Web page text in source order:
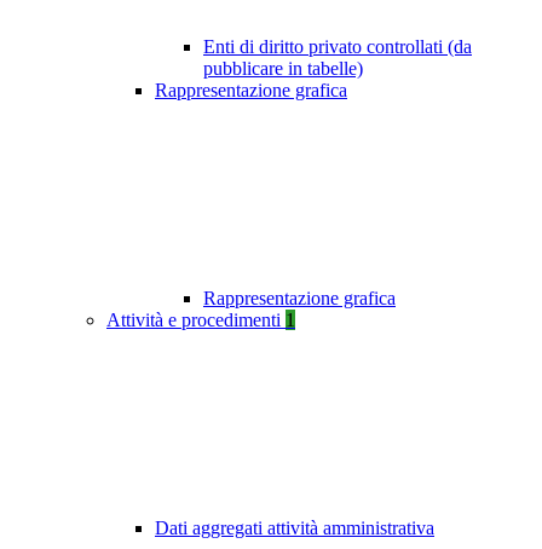
Enti di diritto privato controllati (da
pubblicare in tabelle)
Rappresentazione grafica
Rappresentazione grafica
Attività e procedimenti 1
Dati aggregati attività amministrativa